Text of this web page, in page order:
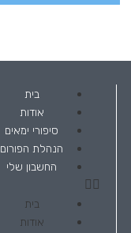
בית
אודות
סיפורי ימאים
הנהלת הפורום
החשבון שלי
בית
אודות